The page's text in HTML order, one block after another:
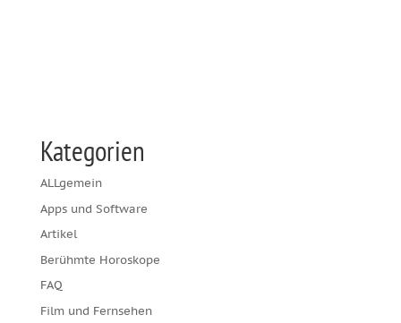
Kategorien
ALLgemein
Apps und Software
Artikel
Berühmte Horoskope
FAQ
Film und Fernsehen